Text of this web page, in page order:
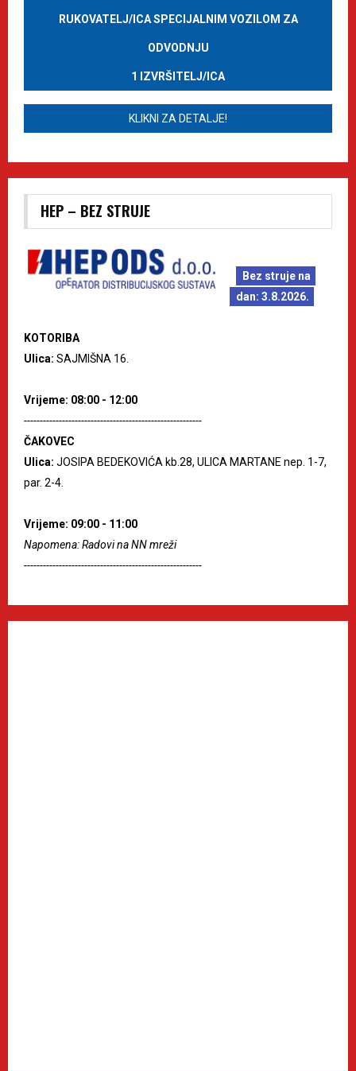
RUKOVATELJ/ICA SPECIJALNIM VOZILOM ZA
ODVODNJU
1 IZVRŠITELJ/ICA
KLIKNI ZA DETALJE!
HEP – BEZ STRUJE
Bez struje na
dan: 3.8.2026.
KOTORIBA
Ulica: SAJMIŠNA 16.
Vrijeme: 08:00 - 12:00
--------------------------------------------------------
ČAKOVEC
Ulica: JOSIPA BEDEKOVIĆA kb.28, ULICA MARTANE nep. 1-7,
par. 2-4.
Vrijeme: 09:00 - 11:00
Napomena: Radovi na NN mreži
--------------------------------------------------------